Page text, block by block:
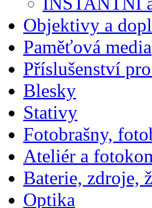
Objektivy a
Paměťová media
Příslušenství
Blesky
Stativy
Fotobrašny,
Ateliér a
Baterie, zdroje,
Optika